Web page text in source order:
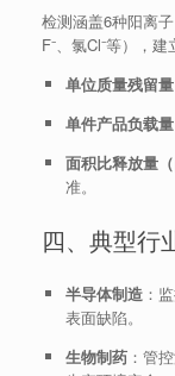
检测涵盖6种阳离
F⁻、氯Cl⁻等），
单位质量残留
单件产品负载
面积比释放量（
准。
四、典型行
半导体制造：
表面缺陷。
生物制药：管